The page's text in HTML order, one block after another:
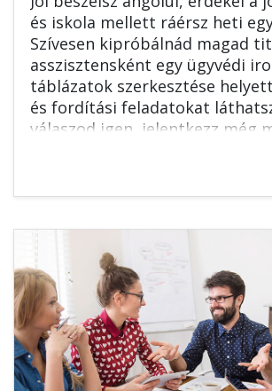
és iskola mellett ráérsz heti
Szívesen kipróbálnád magad
asszisztensként egy ügyvédi
táblázatok szerkesztése
és fordítási feladatokat
válaszod igen, jelentkezz még